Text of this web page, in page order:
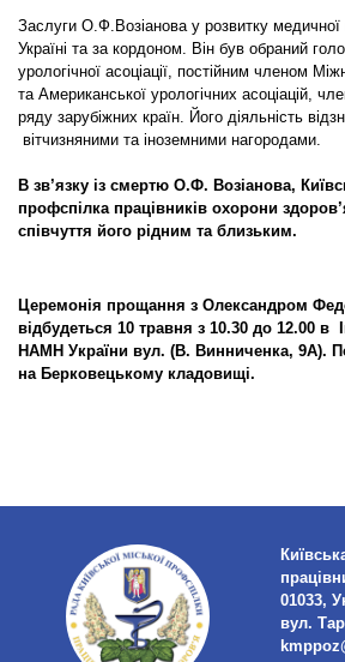
Заслуги О.Ф.Возіанова у розвитку медичної
Україні та за кордоном. Він був обраний
урологічної асоціації, постійним членом
та Американської урологічних асоціацій,
ряду зарубіжних країн. Його діяльність
вітчизняними та іноземними нагородами.
В зв’язку із смертю О.Ф. Возіанова,
профспілка працівників охорони
співчуття його рідним та близьким.
Церемонія прощання з Олександром
відбудеться 10 травня з 10.30 до 12.00 в
НАМН України вул. (В. Винниченка, 9А).
на Берковецькому кладовищі.
01033,
вул.